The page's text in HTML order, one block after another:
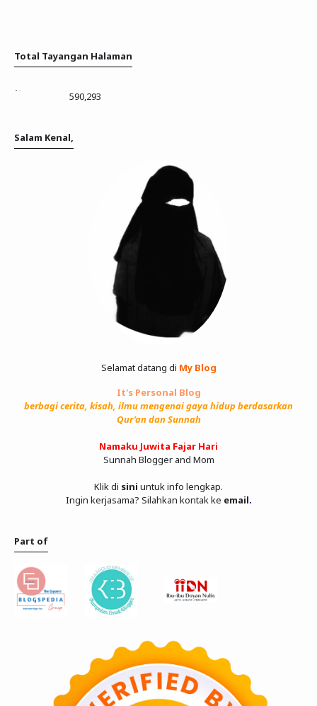
Total Tayangan Halaman
590,293
Salam Kenal,
Selamat datang di My Blog
It's Personal Blog
berbagi cerita, kisah, ilmu mengenai gaya hidup berdasarkan
Qur'an dan Sunnah
Namaku Juwita Fajar Hari
Sunnah Blogger and Mom
Klik di sini untuk info lengkap.
Ingin kerjasama? Silahkan kontak ke email.
Part of